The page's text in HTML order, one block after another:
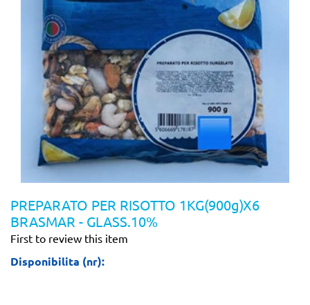
PREPARATO PER RISOTTO 1KG(900g)X6
BRASMAR - GLASS.10%
First to review this item
Disponibilita (nr):